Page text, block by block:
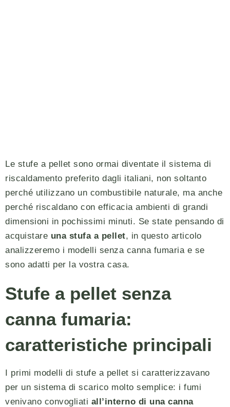
Le stufe a pellet sono ormai diventate il sistema di
riscaldamento preferito dagli italiani, non soltanto
perché utilizzano un combustibile naturale, ma anche
perché riscaldano con efficacia ambienti di grandi
dimensioni in pochissimi minuti. Se state pensando di
acquistare una stufa a pellet, in questo articolo
analizzeremo i modelli senza canna fumaria e se
sono adatti per la vostra casa.
Stufe a pellet senza
canna fumaria:
caratteristiche principali
I primi modelli di stufe a pellet si caratterizzavano
per un sistema di scarico molto semplice: i fumi
venivano convogliati all’interno di una canna